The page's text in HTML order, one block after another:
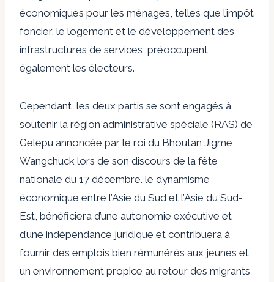
économiques pour les ménages, telles que l’impôt
foncier, le logement et le développement des
infrastructures de services, préoccupent
également les électeurs.
Cependant, les deux partis se sont engagés à
soutenir la région administrative spéciale (RAS) de
Gelepu annoncée par le roi du Bhoutan Jigme
Wangchuck lors de son discours de la fête
nationale du 17 décembre. le dynamisme
économique entre l’Asie du Sud et l’Asie du Sud-
Est, bénéficiera d’une autonomie exécutive et
d’une indépendance juridique et contribuera à
fournir des emplois bien rémunérés aux jeunes et
un environnement propice au retour des migrants